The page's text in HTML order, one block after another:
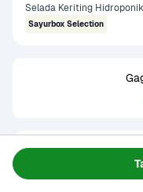
Selada Keriting
Sayurbox Selection
Informasi Produk
Selada keriting yang